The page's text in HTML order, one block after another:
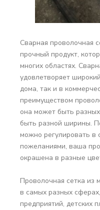
Сварная проволочная
прочный продукт,
многих областях.
удовлетворяет
дома, так и в
преимуществом
она может быть
быть разной ширины.
можно регулировать в
пожеланиями, ваша
окрашена в разные
Проволочная сетка из
в самых разных
предприятий, детских